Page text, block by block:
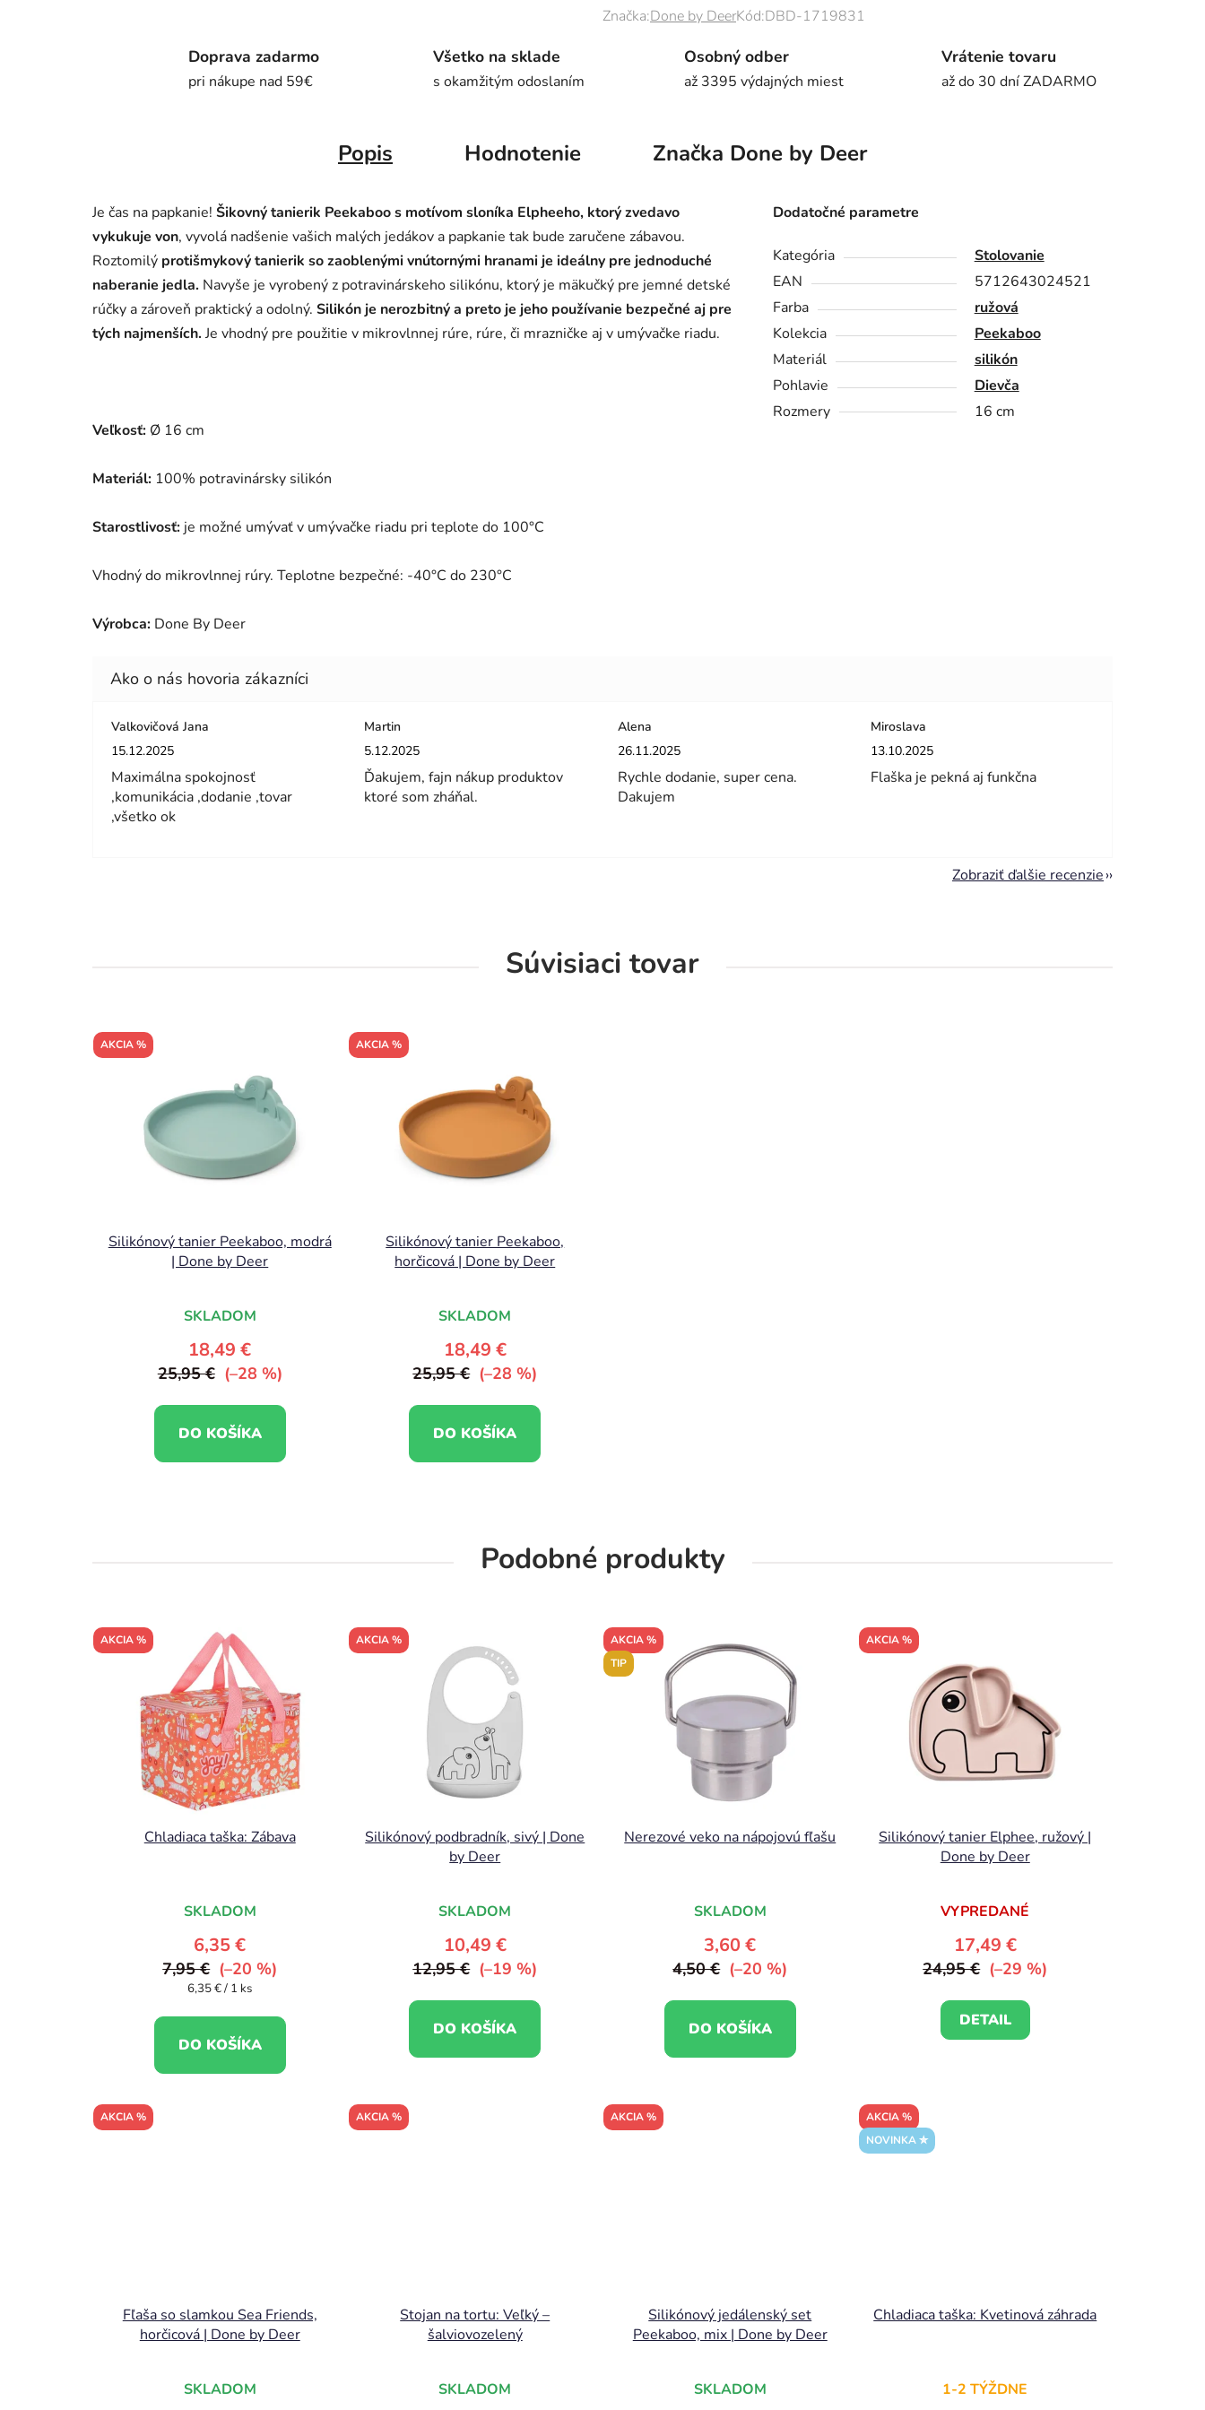
Značka:Done by DeerKód:DBD-1719831
Doprava zadarmo
pri nákupe nad 59€
Všetko na sklade
s okamžitým odoslaním
Osobný odber
až 3395 výdajných miest
Vrátenie tovaru
až do 30 dní ZADARMO
Popis Hodnotenie Značka Done by Deer
Je čas na papkanie! Šikovný tanierik Peekaboo s motívom sloníka Elpheeho, ktorý zvedavo
vykukuje von, vyvolá nadšenie vašich malých jedákov a papkanie tak bude zaručene zábavou.
Roztomilý protišmykový tanierik so zaoblenými vnútornými hranami je ideálny pre jednoduché
naberanie jedla. Navyše je vyrobený z potravinárskeho silikónu, ktorý je mäkučký pre jemné detské
rúčky a zároveň praktický a odolný. Silikón je nerozbitný a preto je jeho používanie bezpečné aj pre
tých najmenších. Je vhodný pre použitie v mikrovlnnej rúre, rúre, či mrazničke aj v umývačke riadu.
Veľkosť: Ø 16 cm
Materiál: 100% potravinársky silikón
Starostlivosť: je možné umývať v umývačke riadu pri teplote do 100°C
Vhodný do mikrovlnnej rúry. Teplotne bezpečné: -40°C do 230°C
Výrobca: Done By Deer
Dodatočné parametre
Kategória
Stolovanie
EAN
5712643024521
Farba
ružová
Kolekcia
Peekaboo
Materiál
silikón
Pohlavie
Dievča
Rozmery
16 cm
Valkovičová Jana
Hodnotenie obchodu je 5 z 5 hviezdičiek.
15.12.2025
Maximálna spokojnosť
,komunikácia ,dodanie ,tovar
,všetko ok
Martin
Hodnotenie obchodu je 5 z 5 hviezdičiek.
5.12.2025
Ďakujem, fajn nákup produktov
ktoré som zháňal.
Alena
Hodnotenie obchodu je 5 z 5 hviezdičiek.
26.11.2025
Rychle dodanie, super cena.
Dakujem
Miroslava
Hodnotenie obchodu je 5 z 5 hviezdičiek.
13.10.2025
Flaška je pekná aj funkčna
Zobraziť ďalšie recenzie
Súvisiaci tovar
AKCIA %
Silikónový tanier Peekaboo, modrá
| Done by Deer
SKLADOM
18,49 €
25,95 € (–28 %)
DO KOŠÍKA
AKCIA %
Silikónový tanier Peekaboo,
horčicová | Done by Deer
SKLADOM
18,49 €
25,95 € (–28 %)
DO KOŠÍKA
Podobné produkty
AKCIA %
Chladiaca taška: Zábava
SKLADOM
6,35 €
7,95 € (–20 %)
Jednotková
6,35 € / 1 ks
DO KOŠÍKA
AKCIA %
Silikónový podbradník, sivý | Done
by Deer
SKLADOM
10,49 €
12,95 € (–19 %)
DO KOŠÍKA
AKCIA %
TIP
Nerezové veko na nápojovú fľašu
SKLADOM
3,60 €
4,50 € (–20 %)
DO KOŠÍKA
AKCIA %
Silikónový tanier Elphee, ružový |
Done by Deer
VYPREDANÉ
17,49 €
24,95 € (–29 %)
DETAIL
AKCIA %
Fľaša so slamkou Sea Friends,
horčicová | Done by Deer
SKLADOM
AKCIA %
Stojan na tortu: Veľký –
šalviovozelený
SKLADOM
AKCIA %
Silikónový jedálenský set
Peekaboo, mix | Done by Deer
SKLADOM
AKCIA %
NOVINKA ✮
Chladiaca taška: Kvetinová záhrada
1-2 TÝŽDNE